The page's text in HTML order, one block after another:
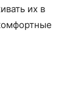
их в